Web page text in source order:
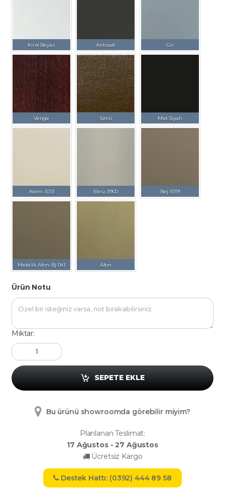
Kırık Beyaz Antrasit Gri
Venge Simli Mat Siyah
Krem-1013 Ekru-3900 Bej-1019
Metalik Altın-Bj 041 Altın
Ürün Notu
Miktar:
SEPETE EKLE
Bu ürünü showroomda görebilir miyim?
Planlanan Teslimat:
17 Ağustos - 27 Ağustos
Ücretsiz Kargo
Destek Hattı: (0392) 444 89 58